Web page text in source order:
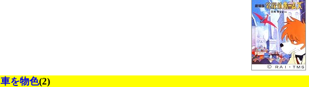
車を物色(2)